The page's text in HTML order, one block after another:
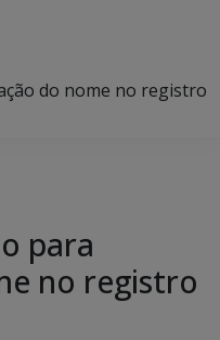
do nome no registro
para
no registro